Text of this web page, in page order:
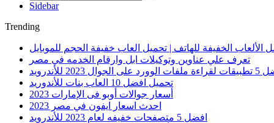
Sidebar
Trending
الألعاب الخفيفة للهاتف | تحميل العاب خفيفة الحجم للموبايل
تعرف علي عناوين وتوكيلات ابل وارقام الخدمه في مصر
على الجوال 2023 للأندرويد
تحميل افضل 10 العاب بنات للأندوريد
أسعار جوالات أوبو فى الإمارات 2023
احدث اسعار ايفون في مصر 2023
افضل 5 متصفحات خفيفه لعام 2023 للأندرويد